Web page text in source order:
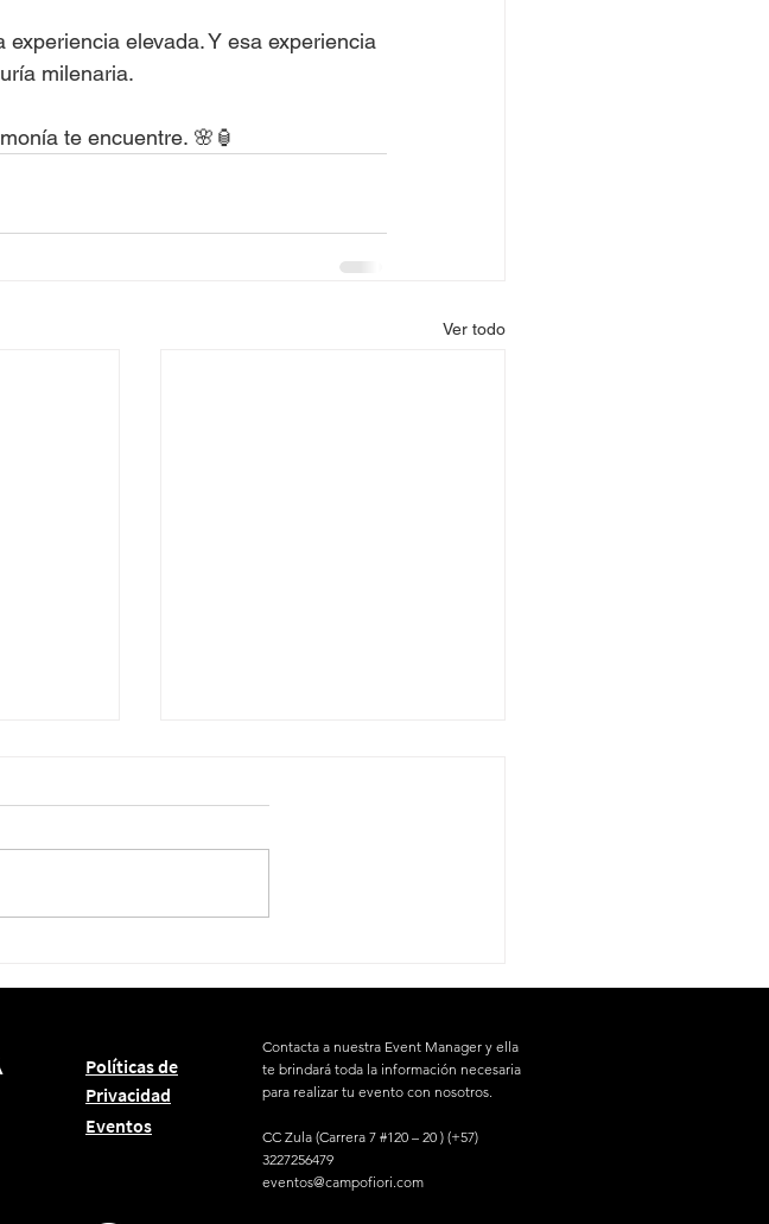
elevada. Y esa experiencia
milenaria.
te encuentre. 🌸🏮
Ver todo
Políticas de
Privacidad
Eventos
Contacta a nuestra Event Manager y ella
te brindará toda la información necesaria
para realizar tu evento con nosotros.
CC Zula (Carrera 7 #120 – 20 ) (+57)
3227256479
eventos@campofiori.com